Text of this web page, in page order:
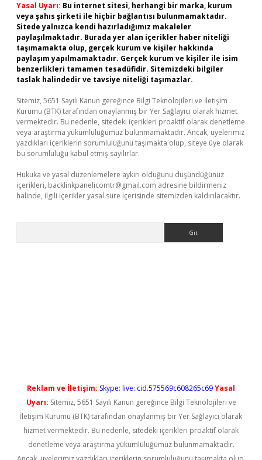
Yasal Uyarı: Bu internet sitesi, herhangi bir marka, kurum
veya şahıs şirketi ile hiçbir bağlantısı bulunmamaktadır.
Sitede yalnızca kendi hazırladığımız makaleler
paylaşılmaktadır. Burada yer alan içerikler haber niteliği
taşımamakta olup, gerçek kurum ve kişiler hakkında
paylaşım yapılmamaktadır. Gerçek kurum ve kişiler ile isim
benzerlikleri tamamen tesadüfidir. Sitemizdeki bilgiler
taslak halindedir ve tavsiye niteliği taşımazlar.
Sitemiz, 5651 Sayılı Kanun gereğince Bilgi Teknolojileri ve İletişim
Kurumu (BTK) tarafından onaylanmış bir Yer Sağlayıcı olarak hizmet
vermektedir. Bu nedenle, sitedeki içerikleri proaktif olarak denetleme
veya araştırma yükümlülüğümüz bulunmamaktadır. Ancak, üyelerimiz
yazdıkları içeriklerin sorumluluğunu taşımakta olup, siteye üye olarak
bu sorumluluğu kabul etmiş sayılırlar.
Hukuka ve yasal düzenlemelere aykırı olduğunu düşündüğünüz
içerikleri, backlinkpanelicomtr@gmail.com adresine bildirmeniz
halinde, ilgili içerikler yasal süre içerisinde sitemizden kaldırılacaktır.
Reklam ve İletişim: Skype: live:.cid.575569c608265c69Yasal
Uyarı: Sitemiz, 5651 Sayılı Kanun gereğince Bilgi Teknolojileri ve
İletişim Kurumu (BTK) tarafından onaylanmış bir Yer Sağlayıcı olarak
hizmet vermektedir. Bu nedenle, sitedeki içerikleri proaktif olarak
denetleme veya araştırma yükümlülüğümüz bulunmamaktadır.